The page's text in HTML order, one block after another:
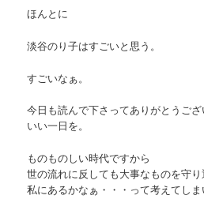
ほんとに
淡谷のり子はすごいと思う。
すごいなぁ。
今日も読んで下さってありがとうござ
いい一日を。
ものものしい時代ですから
世の流れに反しても大事なものを守
私にあるかなぁ・・・って考えてしま